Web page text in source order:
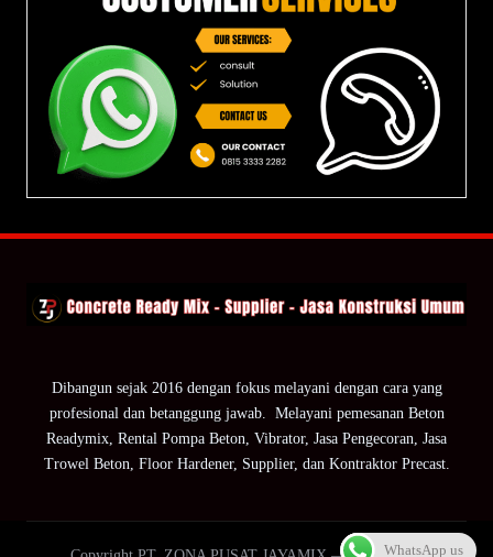
Dibangun sejak 2016 dengan fokus melayani dengan cara yang
profesional dan betanggung jawab. Melayani pemesanan Beton
Readymix, Rental Pompa Beton, Vibrator, Jasa Pengecoran, Jasa
Trowel Beton, Floor Hardener, Supplier, dan Kontraktor Precast.
WhatsApp us